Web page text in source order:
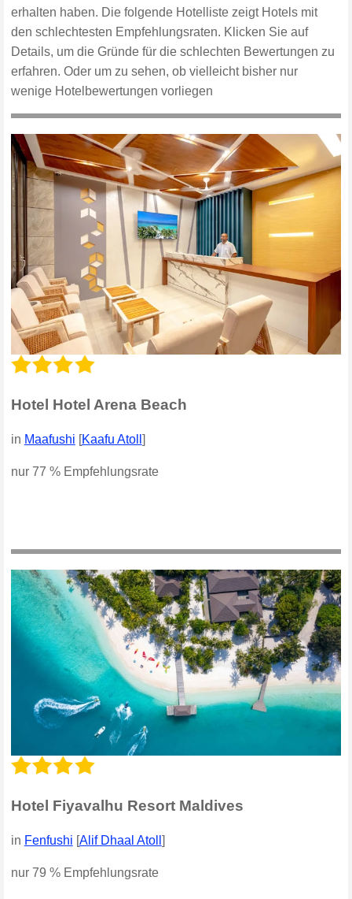
erhalten haben. Die folgende Hotelliste zeigt Hotels mit
den schlechtesten Empfehlungsraten. Klicken Sie auf
Details, um die Gründe für die schlechten Bewertungen zu
erfahren. Oder um zu sehen, ob vielleicht bisher nur
wenige Hotelbewertungen vorliegen
Hotel Hotel Arena Beach
in Maafushi [Kaafu Atoll ]
nur 77 % Empfehlungsrate
Hotel Fiyavalhu Resort Maldives
in Fenfushi [Alif Dhaal Atoll ]
nur 79 % Empfehlungsrate